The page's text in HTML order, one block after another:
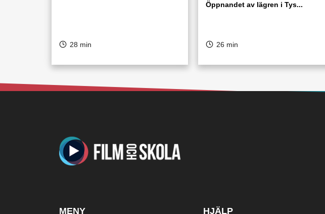
28 min
Öppnandet av lägren i Tys...
26 min
MENY HJÄLP